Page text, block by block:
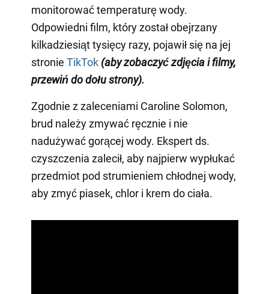
monitorować temperaturę wody.
Odpowiedni film, który został obejrzany
kilkadziesiąt tysięcy razy, pojawił się na jej
stronie TikTok (aby zobaczyć zdjęcia i filmy,
przewiń do dołu strony).
Zgodnie z zaleceniami Caroline Solomon,
brud należy zmywać ręcznie i nie
nadużywać gorącej wody. Ekspert ds.
czyszczenia zalecił, aby najpierw wypłukać
przedmiot pod strumieniem chłodnej wody,
aby zmyć piasek, chlor i krem do ciała.